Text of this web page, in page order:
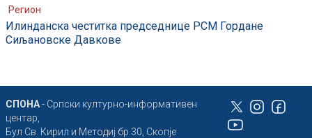
Регион
Илинданска честитка председнице РСМ Гордане
Сиљановске Давкове
СПОНА- Српски културно-информативен
центар,
Бул Св. Кирил и Методиј бр.30, Скопје